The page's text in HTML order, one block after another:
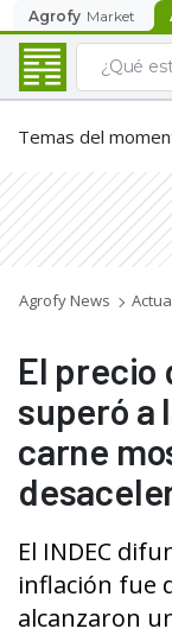
Agrofy Market
Temas del
Agrofy News
El precio
superó a
carne
El INDEC
inflación fue
alcanzaron